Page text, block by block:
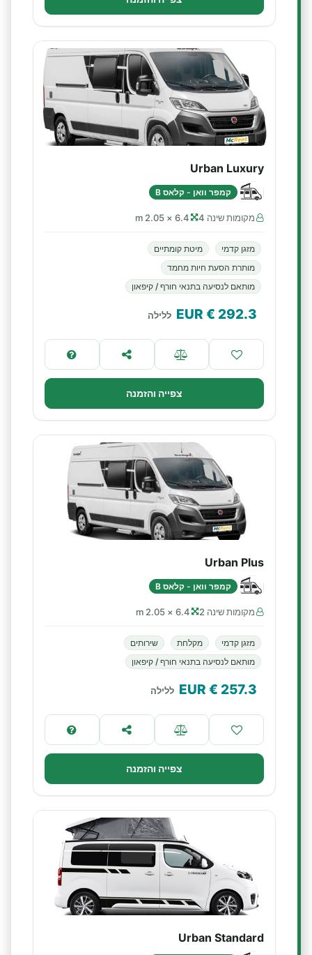
Urban Luxury
קמפר וואן - קלאס B
מקומות שינה 4 6.4 × 2.05 m
מזגן קדמי
מיטת קומתיים
מותרת הסעת חיות מחמד
מותאם לנסיעה בתנאי חורף / קיפאון
292.3
€ EUR ללילה
צפייה והזמנה
Urban Plus
קמפר וואן - קלאס B
מקומות שינה 2 6.4 × 2.05 m
מזגן קדמי מקלחת
שירותים
מותאם לנסיעה בתנאי חורף / קיפאון
257.3
€ EUR ללילה
צפייה והזמנה
Urban Standard